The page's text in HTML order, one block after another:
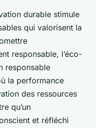
durable stimule
qui valorisent la
responsable, l’éco-
responsable
la performance
des ressources
qu’un
et réfléchi